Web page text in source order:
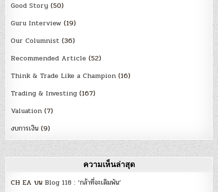
Good Story (50)
Guru Interview (19)
Our Columnist (36)
Recommended Article (52)
Think & Trade Like a Champion (16)
Trading & Investing (167)
Valuation (7)
งบการเงิน (9)
ความเห็นล่าสุด
CH EA บนBlog 118 : ‘กล้าที่จะเดิมพัน’